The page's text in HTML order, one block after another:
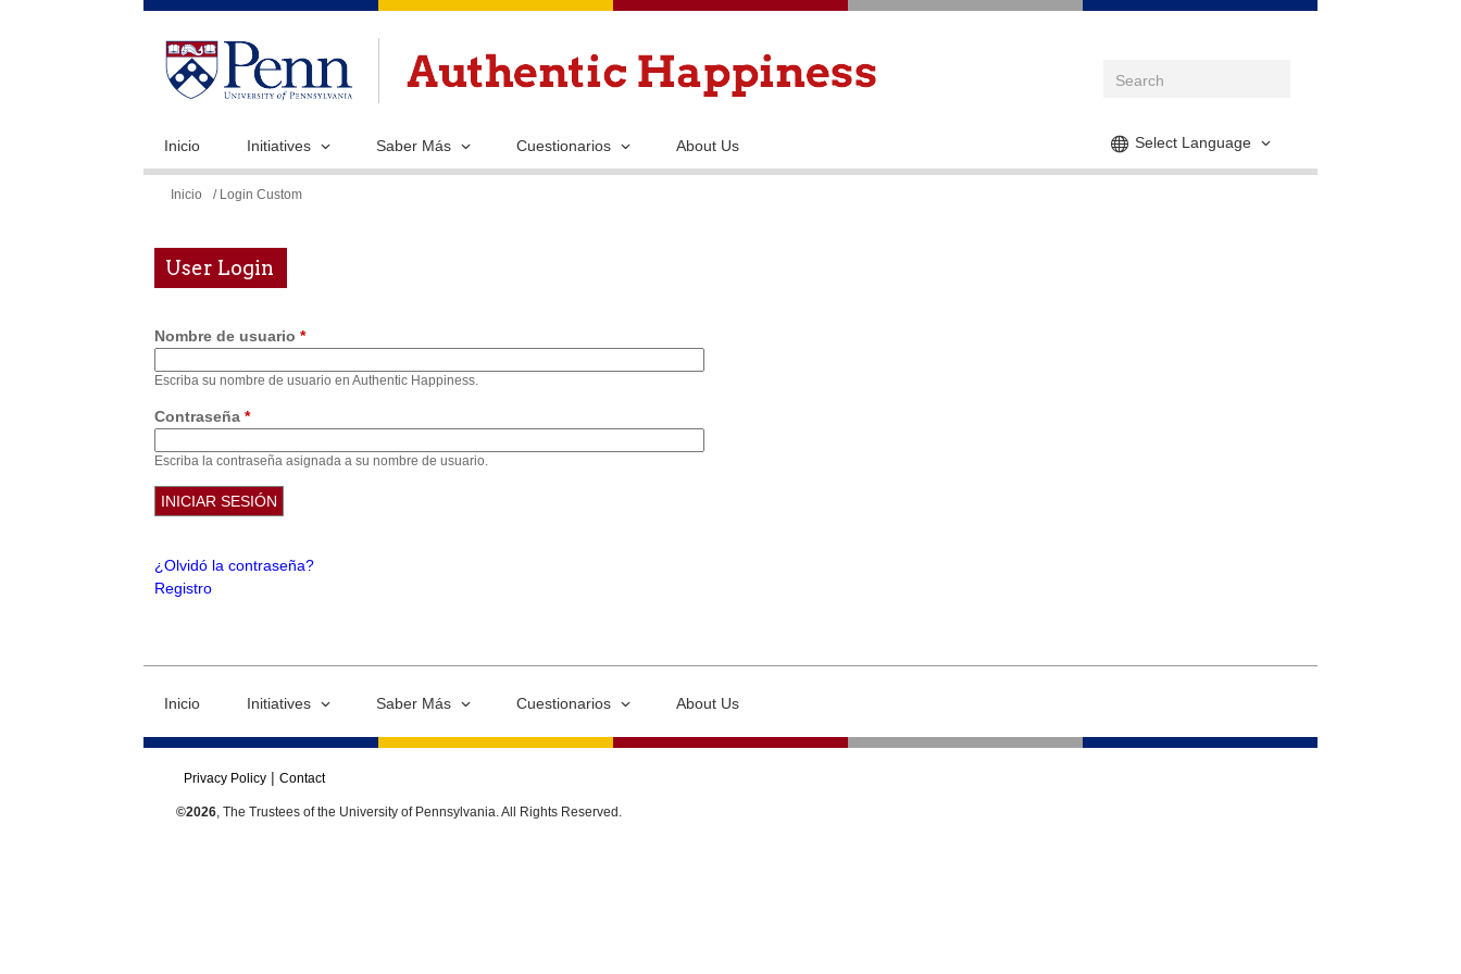
Pasar
contenido
Select Language
Inicio Initiatives Saber Más Cuestionarios About Us
Se
usted
aquí
Inicio / Login Custom
User Login
Nombre de usuario *
Escriba su nombre de usuario en Authentic Happiness.
Contraseña *
Escriba la contraseña asignada a su nombre de usuario.
¿Olvidó la contraseña?
Registro
Inicio Initiatives Saber Más Cuestionarios About Us
Privacy Policy Contact
©2026, The Trustees of the University of Pennsylvania. All Rights Reserved.